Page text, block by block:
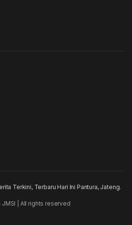
Terkini, Terbaru Hari Ini Pantura, Jateng.
JMSI | All rights reserved